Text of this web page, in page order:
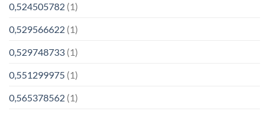
0,524505782 (1)
0,529566622 (1)
0,529748733 (1)
0,551299975 (1)
0,565378562 (1)